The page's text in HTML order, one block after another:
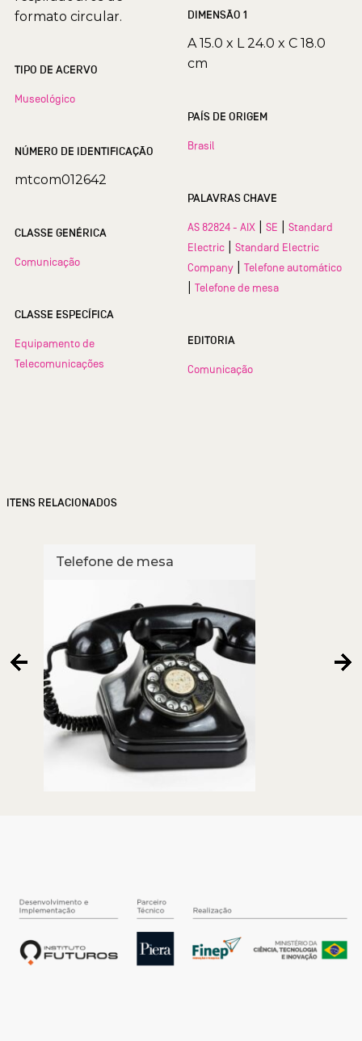
formato circular.
TIPO DE ACERVO
Museológico
NÚMERO DE IDENTIFICAÇÃO
mtcom012642
CLASSE GENÉRICA
Comunicação
CLASSE ESPECÍFICA
Equipamento de
Telecomunicações
DIMENSÃO 1
A 15.0 x L 24.0 x C 18.0
cm
PAÍS DE ORIGEM
Brasil
PALAVRAS CHAVE
AS 82824 - AIX SE
Standard
Electric
Standard Electric
Company
Telefone automático
Telefone de mesa
EDITORIA
Comunicação
ITENS RELACIONADOS
Telefone de mesa